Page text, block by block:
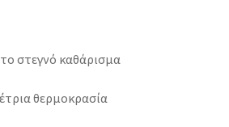
στεγνό καθάρισμα
θερμοκρασία